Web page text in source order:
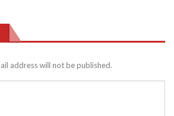
address will not be published.